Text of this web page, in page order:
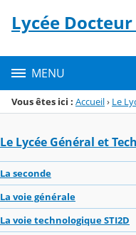
Menu de la rubrique
Contenu
Lycée
MENU
Vous êtes ici : Accueil› Le
Le Lycée Général et
La seconde
La voie générale
La voie technologique STI2D